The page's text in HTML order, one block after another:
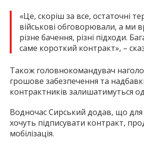
«Це, скоріш за все, остаточні
військові обговорювали, а ми
різне бачення, різні підходи.
саме короткий контракт», –
Також головнокомандувач
грошове забезпечення та
контрактників залишатимуться
Водночас Сирський додав, що для
хочуть підписувати контракт,
мобілізація.